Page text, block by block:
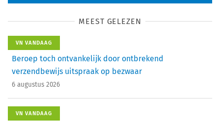
MEEST GELEZEN
VN VANDAAG
Beroep toch ontvankelijk door ontbrekend
verzendbewijs uitspraak op bezwaar
6 augustus 2026
VN VANDAAG